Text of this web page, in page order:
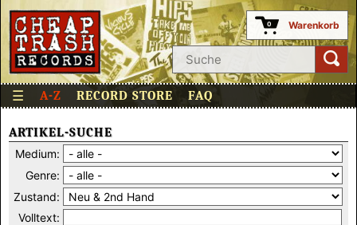
0 Warenkorb
☰ A-Z RECORD STORE FAQ
ARTIKEL-SUCHE
Medium:
Genre:
Zustand:
Volltext: